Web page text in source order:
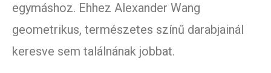
egymáshoz. Ehhez Alexander Wang
geometrikus, természetes színű darabjainál
keresve sem találnának jobbat.